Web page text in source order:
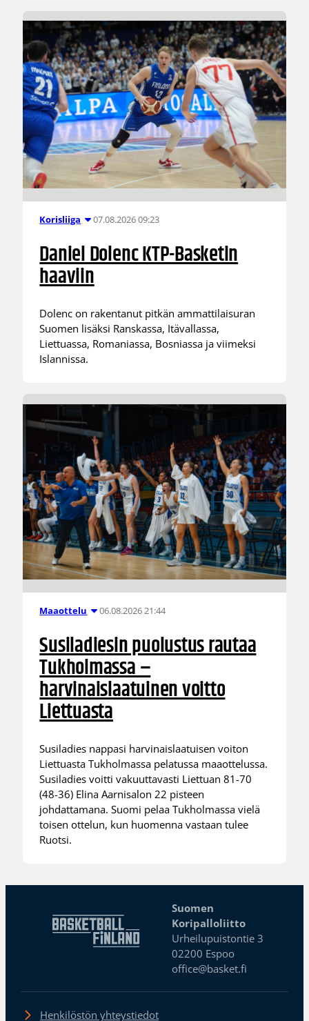
Korisliiga 07.08.2026 09:23
Daniel Dolenc KTP-Basketin
haaviin
Dolenc on rakentanut pitkän ammattilaisuran
Suomen lisäksi Ranskassa, Itävallassa,
Liettuassa, Romaniassa, Bosniassa ja viimeksi
Islannissa.
Maaottelu 06.08.2026 21:44
Susiladiesin puolustus rautaa
Tukholmassa –
harvinaislaatuinen voitto
Liettuasta
Susiladies nappasi harvinaislaatuisen voiton
Liettuasta Tukholmassa pelatussa maaottelussa.
Susiladies voitti vakuuttavasti Liettuan 81-70
(48-36) Elina Aarnisalon 22 pisteen
johdattamana. Suomi pelaa Tukholmassa vielä
toisen ottelun, kun huomenna vastaan tulee
Ruotsi.
Suomen
Koripalloliitto
Urheilupuistontie 3
02200 Espoo
office@basket.fi
Henkilöstön yhteystiedot